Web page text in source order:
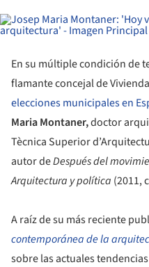
En su múltiple condición de
flamante concejal de
elecciones municipales en
Maria Montaner,doctor
Tècnica Superior
autor deDespués del
Arquitectura y política (2011,
A raíz de su más reciente
contemporánea de la
sobre las actuales